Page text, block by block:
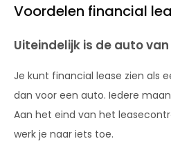
Voordelen financial
Uiteindelijk is de auto van
Je kunt financial lease zien als
dan voor een auto. Iedere
Aan het eind van het
werk je naar iets toe.